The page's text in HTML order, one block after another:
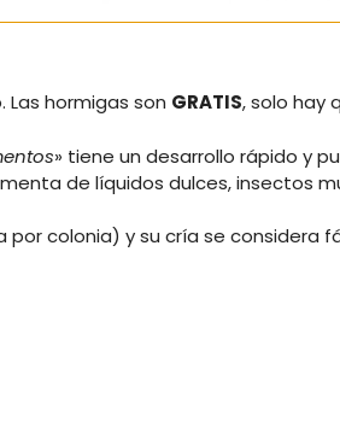
hormigas son GRATIS, solo hay
» tiene un desarrollo rápido y
de líquidos dulces, insectos
colonia) y su cría se considera